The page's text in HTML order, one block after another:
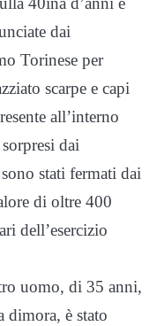
dai
Torinese per
scarpe e capi
all’interno
dai
stati fermati dai
di oltre 400
dell’esercizio
uomo, di 35 anni,
dimora, è stato